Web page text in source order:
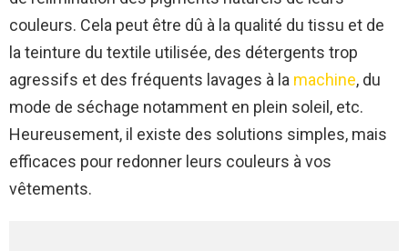
couleurs. Cela peut être dû à la qualité du tissu et de
la teinture du textile utilisée, des détergents trop
agressifs et des fréquents lavages à la machine, du
mode de séchage notamment en plein soleil, etc.
Heureusement, il existe des solutions simples, mais
efficaces pour redonner leurs couleurs à vos
vêtements.